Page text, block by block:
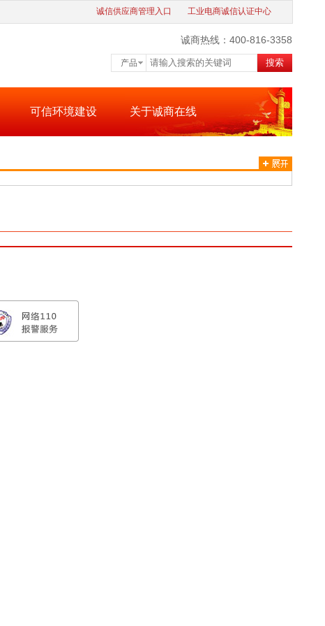
诚信供应商管理入口 工业电商诚信认证中心
诚商热线：400-816-3358
产品 搜索
可信环境建设 关于诚商在线